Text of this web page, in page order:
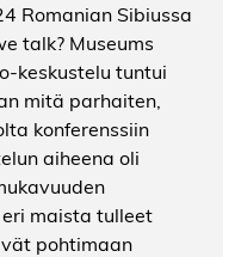
Romanian Sibiussa
talk? Museums
keskustelu tuntui
mitä parhaiten,
konferenssiin
aiheena oli
maista tulleet
pohtimaan